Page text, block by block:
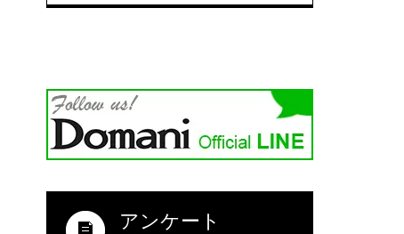
アンケート